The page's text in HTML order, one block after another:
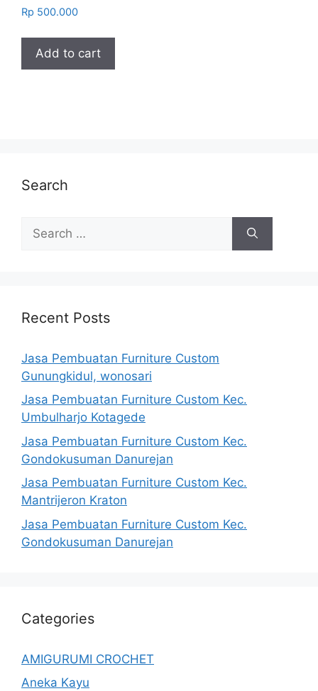
Rp 500.000
Add to cart
Search
for:
Recent Posts
Jasa Pembuatan Furniture Custom
Gunungkidul, wonosari
Jasa Pembuatan Furniture Custom Kec.
Umbulharjo Kotagede
Jasa Pembuatan Furniture Custom Kec.
Gondokusuman Danurejan
Jasa Pembuatan Furniture Custom Kec.
Mantrijeron Kraton
Jasa Pembuatan Furniture Custom Kec.
Gondokusuman Danurejan
Categories
AMIGURUMI CROCHET
Aneka Kayu